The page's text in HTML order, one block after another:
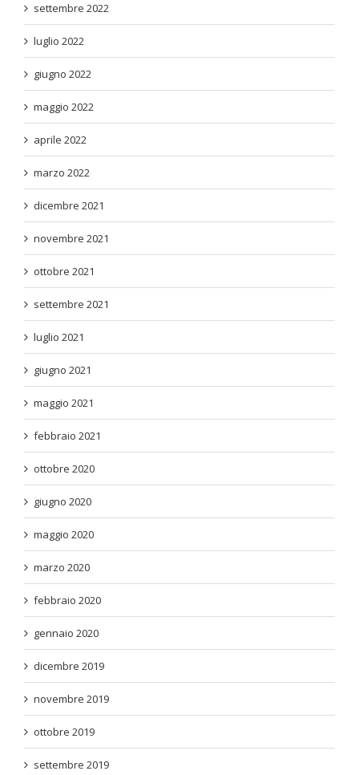
settembre 2022
luglio 2022
giugno 2022
maggio 2022
aprile 2022
marzo 2022
dicembre 2021
novembre 2021
ottobre 2021
settembre 2021
luglio 2021
giugno 2021
maggio 2021
febbraio 2021
ottobre 2020
giugno 2020
maggio 2020
marzo 2020
febbraio 2020
gennaio 2020
dicembre 2019
novembre 2019
ottobre 2019
settembre 2019